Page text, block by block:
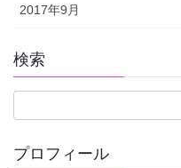
2017年9月
検索
プロフィール